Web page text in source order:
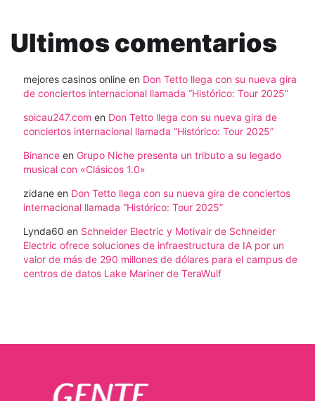
Ultimos comentarios
mejores casinos online en Don Tetto llega con su nueva gira
de conciertos internacional llamada “Histórico: Tour 2025”
soicau247.com en Don Tetto llega con su nueva gira de
conciertos internacional llamada “Histórico: Tour 2025”
Binance en Grupo Niche presenta un tributo a su legado
musical con «Clásicos 1.0»
zidane en Don Tetto llega con su nueva gira de conciertos
internacional llamada “Histórico: Tour 2025”
Lynda60 en Schneider Electric y Motivair de Schneider
Electric ofrece soluciones de infraestructura de IA por un
valor de más de 290 millones de dólares para el campus de
centros de datos Lake Mariner de TeraWulf